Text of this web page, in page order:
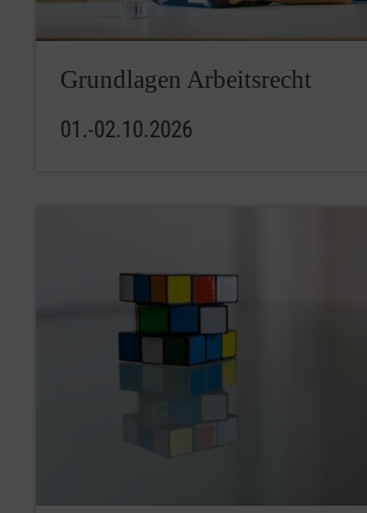
Grundlagen Arbeitsrecht
01.-02.10.2026